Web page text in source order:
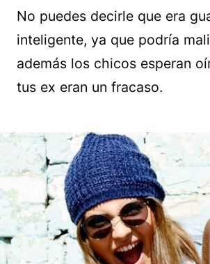
No puedes decirle que era
inteligente, ya que podría
además los chicos esperan
tus ex eran un fracaso.